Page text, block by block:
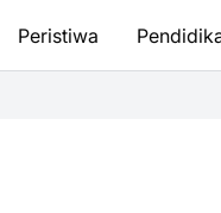
Peristiwa
Kontingen